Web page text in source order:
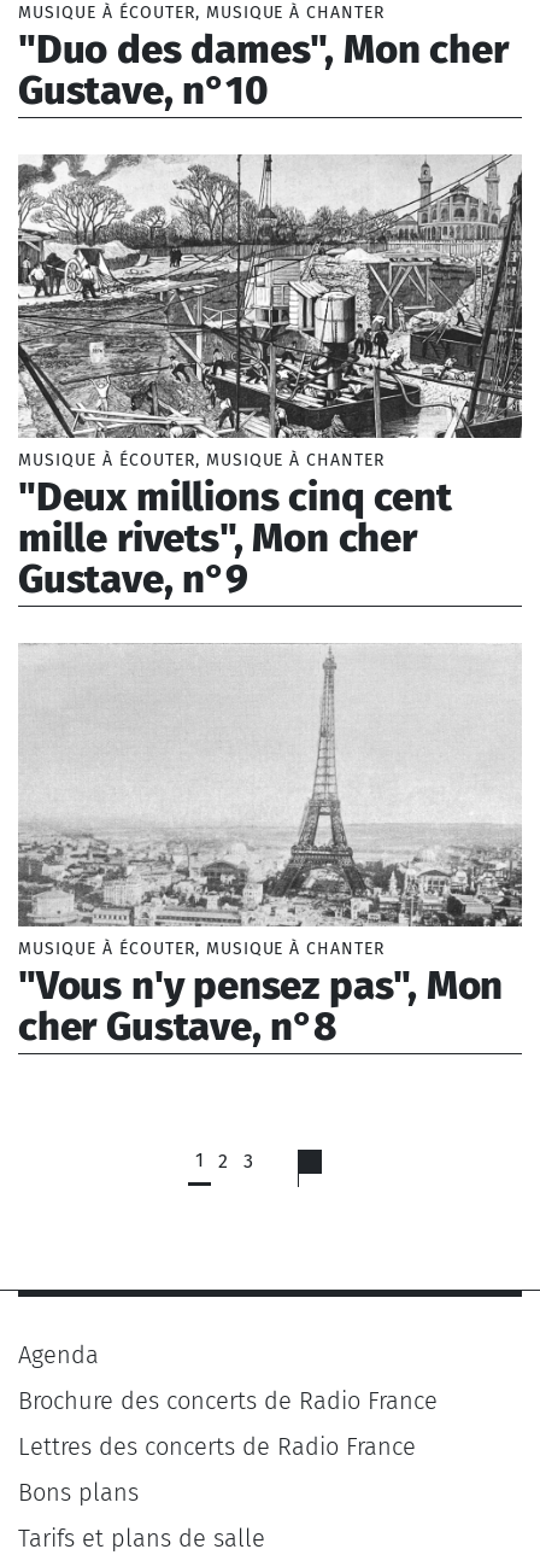
MUSIQUE À ÉCOUTER, MUSIQUE À CHANTER
"Duo des dames", Mon cher
Gustave, n°10
MUSIQUE À ÉCOUTER, MUSIQUE À CHANTER
"Deux millions cinq cent
mille rivets", Mon cher
Gustave, n°9
MUSIQUE À ÉCOUTER, MUSIQUE À CHANTER
"Vous n'y pensez pas", Mon
cher Gustave, n°8
1 2 3
Agenda
Brochure des concerts de Radio France
Lettres des concerts de Radio France
Bons plans
Tarifs et plans de salle